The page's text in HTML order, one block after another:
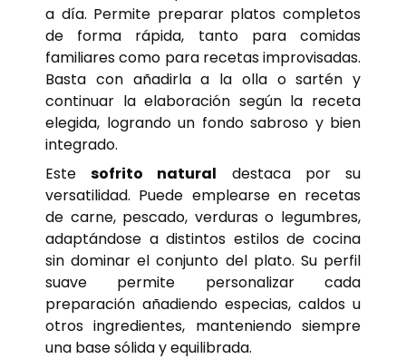
a día. Permite preparar platos completos
de forma rápida, tanto para comidas
familiares como para recetas improvisadas.
Basta con añadirla a la olla o sartén y
continuar la elaboración según la receta
elegida, logrando un fondo sabroso y bien
integrado.
Estesofrito natural destaca por su
versatilidad. Puede emplearse en recetas
de carne, pescado, verduras o legumbres,
adaptándose a distintos estilos de cocina
sin dominar el conjunto del plato. Su perfil
suave permite personalizar cada
preparación añadiendo especias, caldos u
otros ingredientes, manteniendo siempre
una base sólida y equilibrada.